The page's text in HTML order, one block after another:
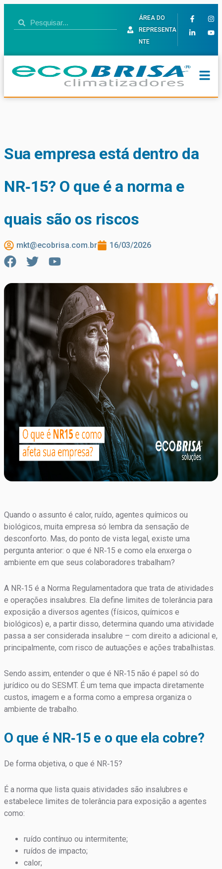
ÁREA DO
REPRESENTA
NTE
Sua empresa está dentro da
NR‑15? O que é a norma e
quais são os riscos
mkt@ecobrisa.com.br 16/03/2026
Quando o assunto é calor, ruído, agentes químicos ou
biológicos, muita empresa só lembra da sensação de
desconforto. Mas, do ponto de vista legal, existe uma
pergunta anterior: o que é NR‑15 e como ela enxerga o
ambiente em que seus colaboradores trabalham?
A NR‑15 é a Norma Regulamentadora que trata de atividades
e operações insalubres. Ela define limites de tolerância para
exposição a diversos agentes (físicos, químicos e
biológicos) e, a partir disso, determina quando uma atividade
passa a ser considerada insalubre – com direito a adicional e,
principalmente, com risco de autuações e ações trabalhistas.
Sendo assim, entender o que é NR‑15 não é papel só do
jurídico ou do SESMT. É um tema que impacta diretamente
custos, imagem e a forma como a empresa organiza o
ambiente de trabalho.
O que é NR‑15 e o que ela cobre?
De forma objetiva, o que é NR‑15?
É a norma que lista quais atividades são insalubres e
estabelece limites de tolerância para exposição a agentes
como:
ruído contínuo ou intermitente;
ruídos de impacto;
calor;